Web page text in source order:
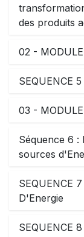
des produits
02 -
SEQUENCE 5
03 -
Séquence 6 :
sources
SEQUENCE
D'Energie
SEQUENCE